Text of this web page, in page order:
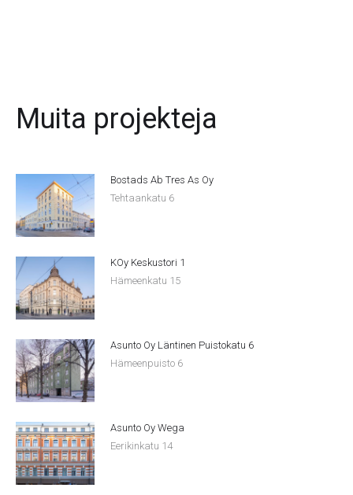
Muita projekteja
Bostads Ab Tres As Oy
Tehtaankatu 6
KOy Keskustori 1
Hämeenkatu 15
Asunto Oy Läntinen Puistokatu 6
Hämeenpuisto 6
Asunto Oy Wega
Eerikinkatu 14